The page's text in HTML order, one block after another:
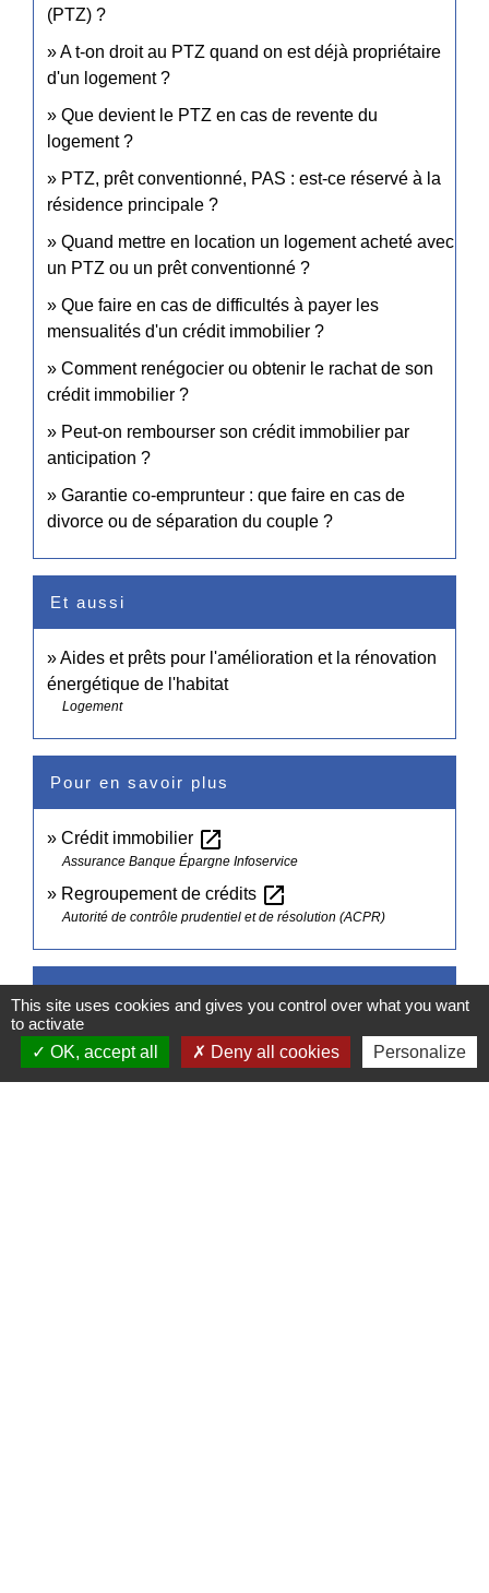
(PTZ) ?
A t-on droit au PTZ quand on est déjà propriétaire
d'un logement ?
Que devient le PTZ en cas de revente du
logement ?
PTZ, prêt conventionné, PAS : est-ce réservé à la
résidence principale ?
Quand mettre en location un logement acheté avec
un PTZ ou un prêt conventionné ?
Que faire en cas de difficultés à payer les
mensualités d'un crédit immobilier ?
Comment renégocier ou obtenir le rachat de son
crédit immobilier ?
Peut-on rembourser son crédit immobilier par
anticipation ?
Garantie co-emprunteur : que faire en cas de
divorce ou de séparation du couple ?
Et aussi
Aides et prêts pour l'amélioration et la rénovation
énergétique de l'habitat
Logement
Pour en savoir plus
Crédit immobilier open_in_new
Assurance Banque Épargne Infoservice
Regroupement de crédits open_in_new
Autorité de contrôle prudentiel et de résolution (ACPR)
Je veux obtenir un crédit immobilier
This site uses cookies and gives you control over what you want
to activate
OK, accept all
Deny all cookies Personalize